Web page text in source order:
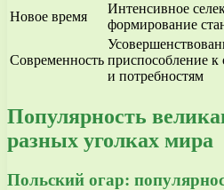
Новое время
Интенсивное
формирование
Современность приспособление
и потребностям
Популярность
разных уголках мира
Польский огар: